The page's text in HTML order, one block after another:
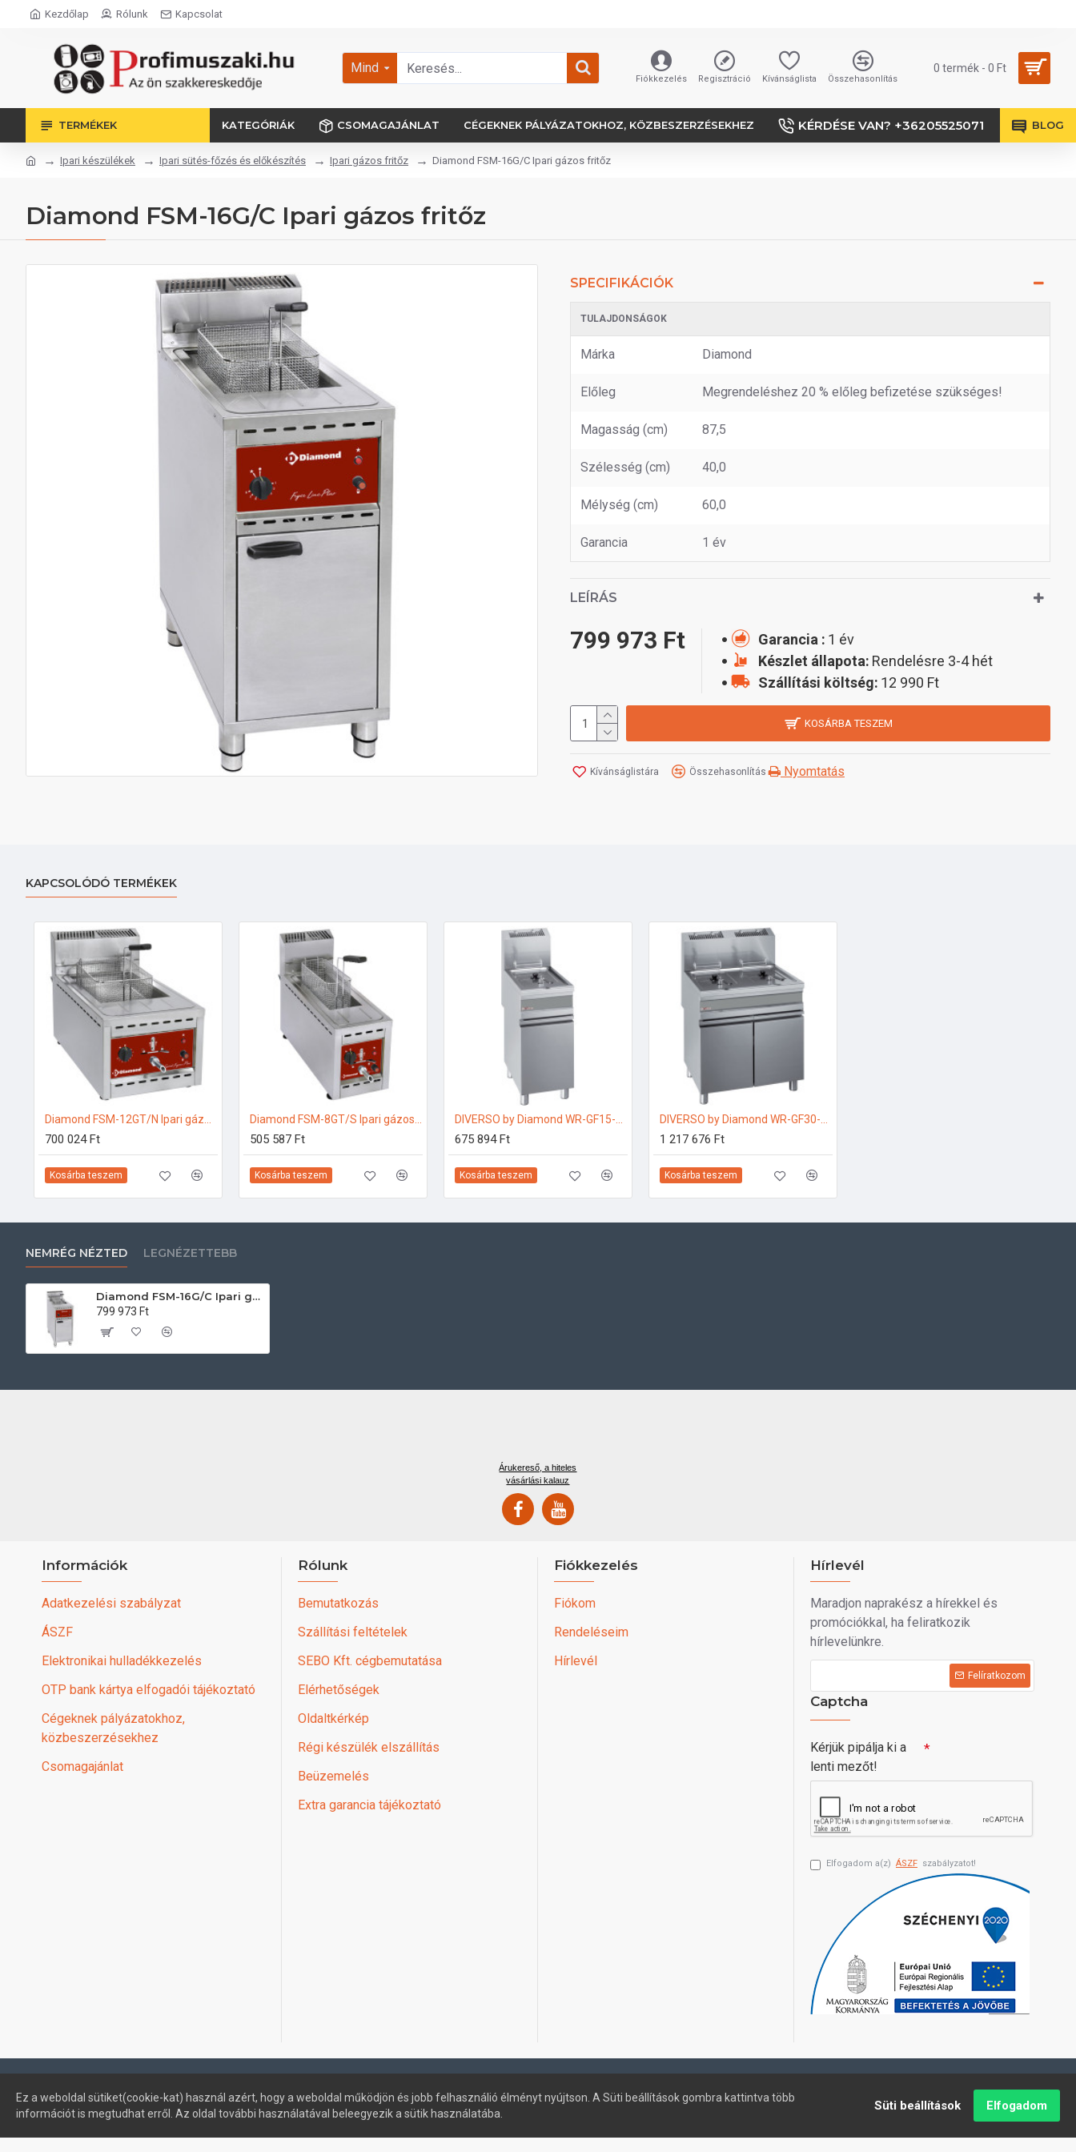
Kezdőlap Rólunk Kapcsolat
Mind
Fiókkezelés Regisztráció Kívánságlista Összehasonlítás
0 termék - 0 Ft
TERMÉKEK KATEGÓRIÁK CSOMAGAJÁNLAT CÉGEKNEK PÁLYÁZATOKHOZ, KÖZBESZERZÉSEKHEZ KÉRDÉSE VAN? +36205525071 BLOG
Ipari készülékek Ipari sütés-főzés és előkészítés Ipari gázos fritőz Diamond FSM-16G/C Ipari gázos fritőz
Diamond FSM-16G/C Ipari gázos fritőz
SPECIFIKÁCIÓK
TULAJDONSÁGOK
Márka Diamond
Előleg Megrendeléshez 20 % előleg befizetése szükséges!
Magasság (cm) 87,5
Szélesség (cm) 40,0
Mélység (cm) 60,0
Garancia 1 év
LEÍRÁS
799 973 Ft Garancia : 1 év
Készlet állapota: Rendelésre 3-4 hét
Szállítási költség: 12 990 Ft
KOSÁRBA TESZEM
Kívánságlistára Összehasonlítás Nyomtatás
KAPCSOLÓDÓ TERMÉKEK
700 024 Ft
Kosárba teszem
505 587 Ft
Kosárba teszem
675 894 Ft
Kosárba teszem
1 217 676 Ft
Kosárba teszem
NEMRÉG NÉZTED LEGNÉZETTEBB
Diamond FSM-16G/C Ipari gázos fritőz
799 973 Ft
Árukereső, a hiteles
vásárlási kalauz
Információk
Adatkezelési szabályzat
ÁSZF
Elektronikai hulladékkezelés
OTP bank kártya elfogadói tájékoztató
Cégeknek pályázatokhoz,
közbeszerzésekhez
Csomagajánlat
Rólunk
Bemutatkozás
Szállítási feltételek
SEBO Kft. cégbemutatása
Elérhetőségek
Oldaltkérkép
Régi készülék elszállítás
Beüzemelés
Extra garancia tájékoztató
Fiókkezelés
Fiókom
Rendeléseim
Hírlevél
Hírlevél
Maradjon naprakész a hírekkel és
promóciókkal, ha feliratkozik
hírlevelünkre.
Felíratkozom
Captcha
Kérjük pipálja ki a
lenti mezőt!
Elfogadom a(z) ÁSZF szabályzatot!
Ez a weboldal sütiket(cookie-kat) használ azért, hogy a weboldal működjön és jobb felhasználió élményt nyújtson. A Süti beállítások gombra kattintva több
információt is megtudhat erről. Az oldal további használatával beleegyezik a sütik használatába.
Süti beállítások Elfogadom